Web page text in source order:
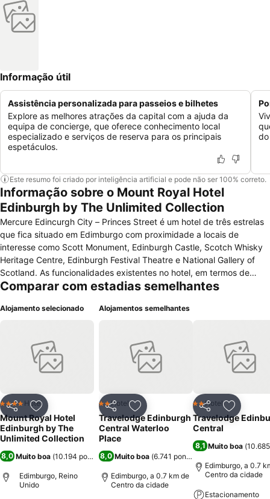
Informação útil
Assistência personalizada para passeios e bilhetes
Explore as melhores atrações da capital com a ajuda da
equipa de concierge, que oferece conhecimento local
especializado e serviços de reserva para os principais
espetáculos.
Este resumo foi criado por inteligência artificial e pode não ser 100% correto.
Informação sobre o Mount Royal Hotel
Edinburgh by The Unlimited Collection
Mercure Edincurgh City – Princes Street é um hotel de três estrelas
que fica situado em Edimburgo com proximidade a locais de
interesse como Scott Monument, Edinburgh Castle, Scotch Whisky
Heritage Centre, Edinburgh Festival Theatre e National Gallery of
Scotland. As funcionalidades existentes no hotel, em termos de
serviços gerais, são constituídas por internet, recepção aberta 24h,
de lavandaria, serviço de pequeno-almoço almoço,
restaurante e bar. O hotel possui quartos para não fumadores e
para pessoas com mobilidade reduzida e todos os 158 se
encontram equipados com internet, prensa para calças, mesa de
cabelo, telefone, televisão por satélite, máquina de café/chá e
serviço de despertador.
Comparar com estadias semelhantes
Alojamento selecionado
PartilharAdicionar aos favoritos
4 EstrelasHotel
Mount Royal Hotel
Edinburgh by The
Unlimited Collection
8,0 Muito boa (10.194 pontuações)
Edimburgo, Reino
Unido
Alojamentos semelhantes
PartilharAdicionar aos favoritos
2 Estrelas
Hotel
Travelodge Edinburgh
Central Waterloo
Place
8,0 Muito boa (6.741 pontuações
Edimburgo, a 0.7 km de
Centro da cidade
Partilhar
2 Estrelas
Hotel
Travelodge
Central
8,1 Muito boa (
Edimburgo, a 0.7
Centro da cidade
Estacionamento